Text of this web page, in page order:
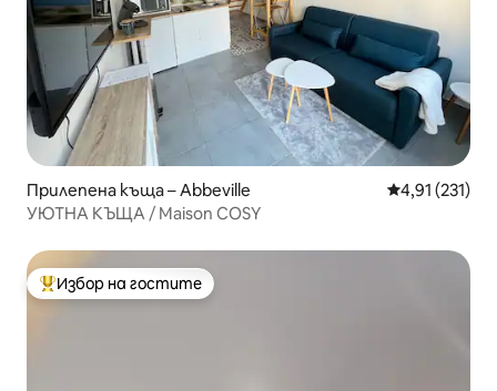
Прилепена къща – Abbeville Средна
4,91 (231)
УЮТНА КЪЩА / Maison COSY
Най-популярен избор на гостите
Избор на гостите